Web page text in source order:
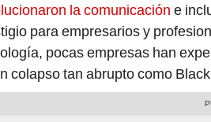
la comunicación e
para empresarios y
pocas empresas han
colapso tan abrupto como